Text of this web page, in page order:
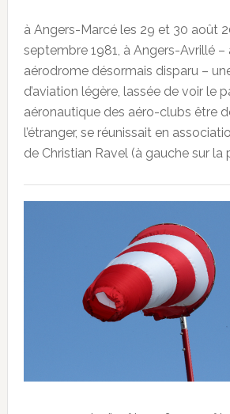
à Angers-Marcé les 29 et 30 août
septembre 1981, à Angers-Avrillé –
aérodrome désormais disparu –
d’aviation légère, lassée de voir le
aéronautique des aéro-clubs être
l’étranger, se réunissait en
de Christian Ravel (à gauche sur la